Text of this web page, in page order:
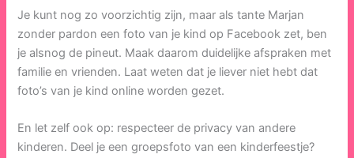
Je kunt nog zo voorzichtig zijn, maar als tante Marjan
zonder pardon een foto van je kind op Facebook zet, ben
je alsnog de pineut. Maak daarom duidelijke afspraken met
familie en vrienden. Laat weten dat je liever niet hebt dat
foto’s van je kind online worden gezet.
En let zelf ook op: respecteer de privacy van andere
kinderen. Deel je een groepsfoto van een kinderfeestje?